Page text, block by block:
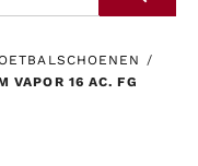
/
VAPOR 16 AC. FG